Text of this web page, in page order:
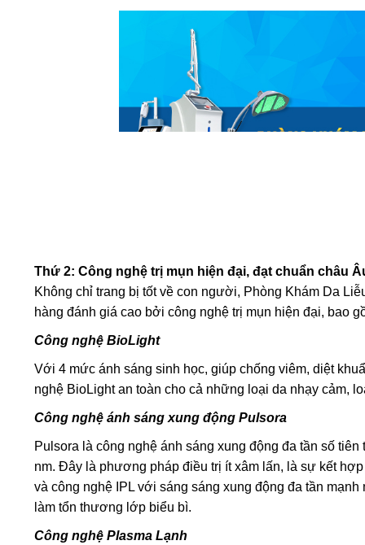
Thứ 2: Công nghệ trị mụn hiện đại, đạt chuẩn châu
Không chỉ trang bị tốt về con người, Phòng Khám Da
hàng đánh giá cao bởi công nghệ trị mụn hiện đại, bao
Công nghệ BioLight
Với 4 mức ánh sáng sinh học, giúp chống viêm, diệt
nghệ BioLight an toàn cho cả những loại da nhạy cảm,
Công nghệ ánh sáng xung động Pulsora
Pulsora là công nghệ ánh sáng xung động đa tần số
nm. Đây là phương pháp điều trị ít xâm lấn, là sự kết
và công nghệ IPL với sáng sáng xung động đa tần
làm tổn thương lớp biểu bì.
Công nghệ Plasma Lạnh